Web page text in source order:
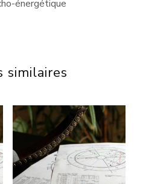
énergétique
similaires